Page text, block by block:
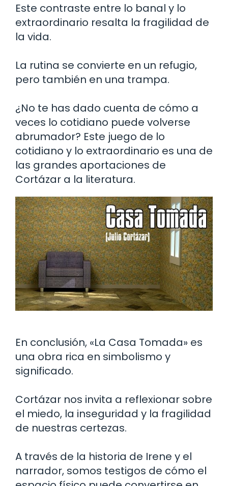
Este contraste entre lo banal y lo
extraordinario resalta la fragilidad de
la vida.
La rutina se convierte en un refugio,
pero también en una trampa.
¿No te has dado cuenta de cómo a
veces lo cotidiano puede volverse
abrumador? Este juego de lo
cotidiano y lo extraordinario es una de
las grandes aportaciones de
Cortázar a la literatura.
En conclusión, «La Casa Tomada» es
una obra rica en simbolismo y
significado.
Cortázar nos invita a reflexionar sobre
el miedo, la inseguridad y la fragilidad
de nuestras certezas.
A través de la historia de Irene y el
narrador, somos testigos de cómo el